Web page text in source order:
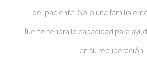
del paciente. Solo una familia
fuerte tendrá la capacidad para
en su recuperación.